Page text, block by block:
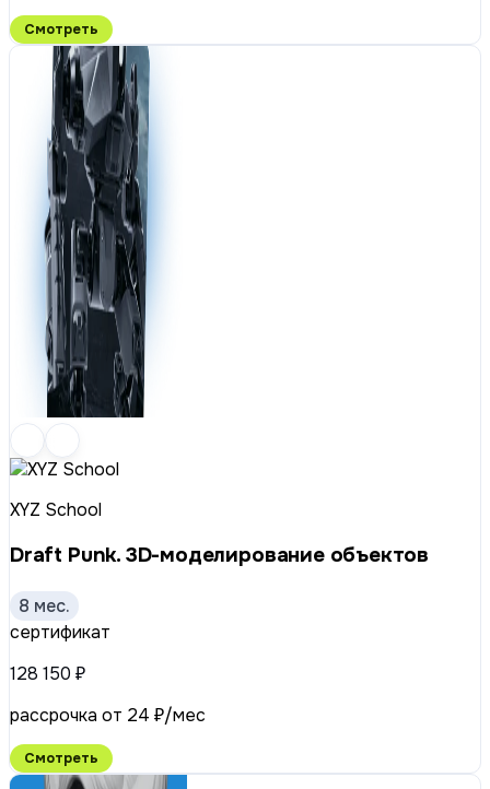
Смотреть
XYZ School
Draft Punk. 3D-моделирование объектов
8 мес.
сертификат
128 150 ₽
рассрочка от 24 ₽/мес
Смотреть